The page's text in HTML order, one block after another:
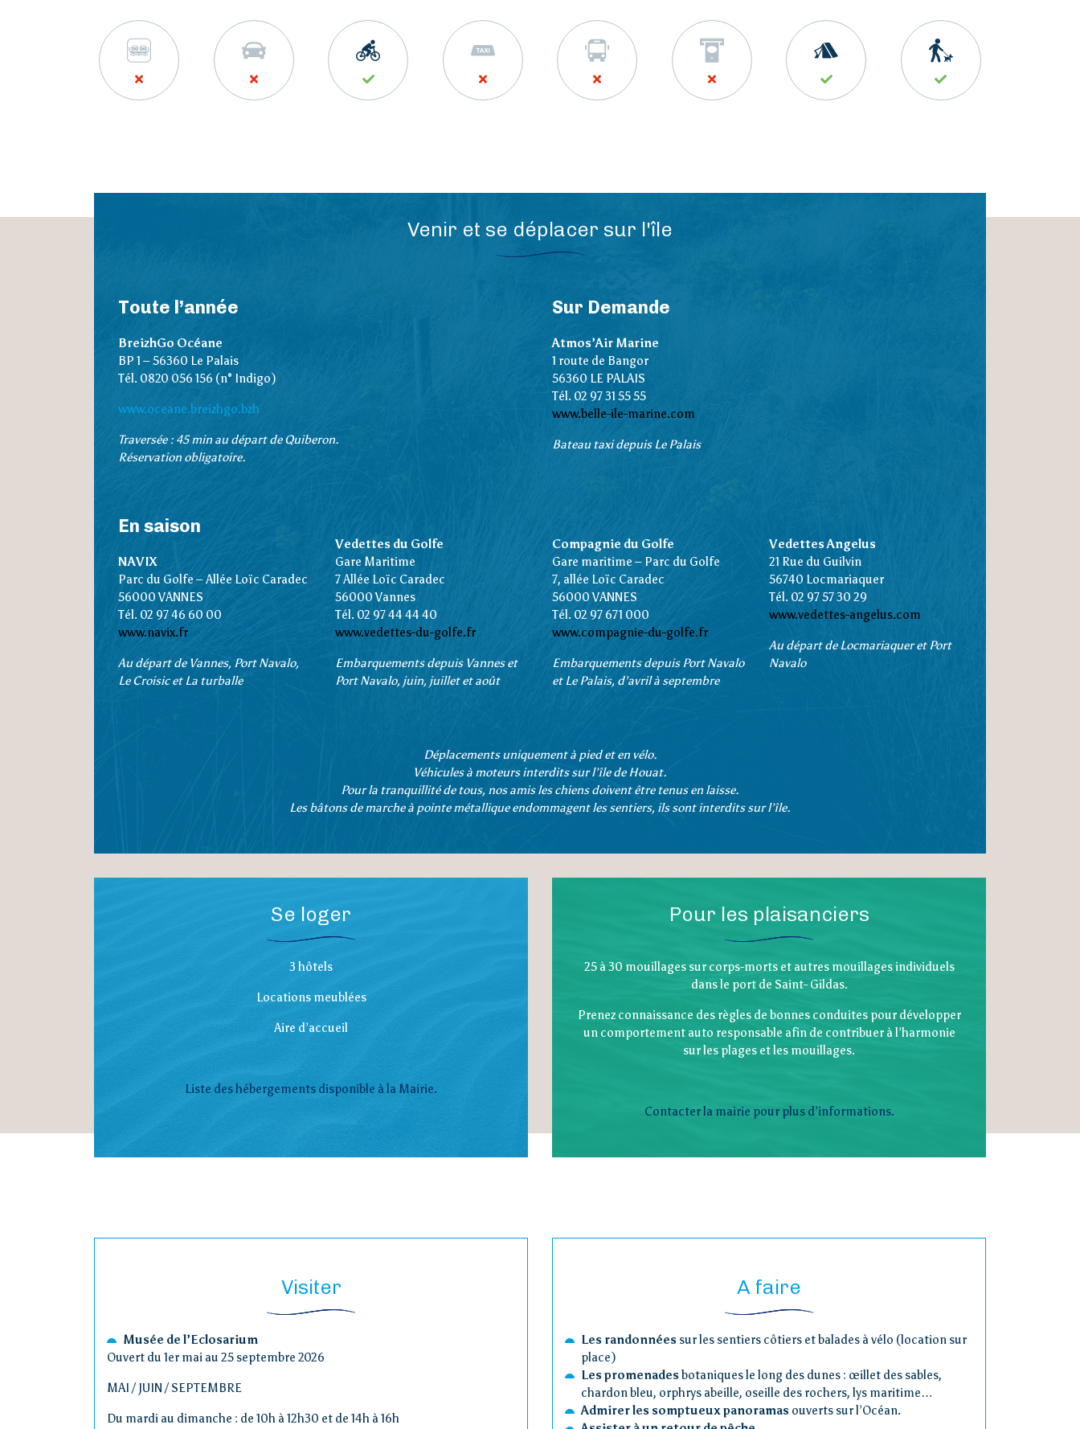
Venir et se déplacer sur l'île
Toute l’année
BreizhGo Océane
BP 1 – 56360 Le Palais
Tél. 0820 056 156 (n° Indigo)
www.oceane.breizhgo.bzh
Traversée : 45 min au départ de Quiberon.
Réservation obligatoire.
Sur Demande
Atmos’Air Marine
1 route de Bangor
56360 LE PALAIS
Tél. 02 97 31 55 55
www.belle-ile-marine.com
Bateau taxi depuis Le Palais
En saison
NAVIX
Parc du Golfe – Allée Loïc Caradec
56000 VANNES
Tél. 02 97 46 60 00
www.navix.fr
Au départ de Vannes, Port Navalo,
Le Croisic et La turballe
Vedettes du Golfe
Gare Maritime
7 Allée Loïc Caradec
56000 Vannes
Tél. 02 97 44 44 40
www.vedettes-du-golfe.fr
Embarquements depuis Vannes et
Port Navalo, juin, juillet et août
Compagnie du Golfe
Gare maritime – Parc du Golfe
7, allée Loïc Caradec
56000 VANNES
Tél. 02 97 671 000
www.compagnie-du-golfe.fr
Embarquements depuis Port Navalo
et Le Palais, d’avril à septembre
Vedettes Angelus
21 Rue du Guilvin
56740 Locmariaquer
Tél. 02 97 57 30 29
www.vedettes-angelus.com
Au départ de Locmariaquer et Port
Navalo
Déplacements uniquement à pied et en vélo.
Véhicules à moteurs interdits sur l’île de Houat.
Pour la tranquillité de tous, nos amis les chiens doivent être tenus en laisse.
Les bâtons de marche à pointe métallique endommagent les sentiers, ils sont interdits sur l’île.
Se loger
3 hôtels
Locations meublées
Aire d’accueil
Liste des hébergements disponible à la Mairie.
Pour les plaisanciers
25 à 30 mouillages sur corps-morts et autres mouillages individuels
dans le port de Saint- Gildas.
Prenez connaissance des règles de bonnes conduites pour développer
un comportement auto responsable afin de contribuer à l’harmonie
sur les plages et les mouillages.
Contacter la mairie pour plus d’informations.
Visiter
Musée de l’Eclosarium
Ouvert du 1er mai au 25 septembre 2026
MAI / JUIN / SEPTEMBRE
Du mardi au dimanche : de 10h à 12h30 et de 14h à 16h
A faire
Les randonnées sur les sentiers côtiers et balades à vélo (location sur
place)
Les promenadesbotaniques le long des dunes : œillet des sables,
chardon bleu, orphrys abeille, oseille des rochers, lys maritime…
Admirer les somptueux panoramas ouverts sur l’Océan.